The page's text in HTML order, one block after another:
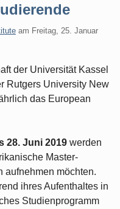
am Freitag, 25. Januar
der Universität Kassel
Rutgers University New
das European
28. Juni 2019 werden
Master-
aufnehmen möchten.
ihres Aufenthaltes in
Studienprogramm